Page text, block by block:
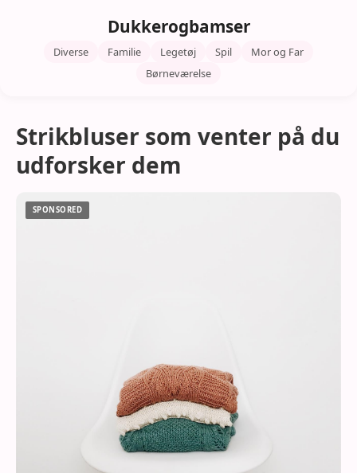
Dukkerogbamser
Diverse Familie Legetøj Spil
Mor og Far
Børneværelse
Strikbluser som venter på du
udforsker dem